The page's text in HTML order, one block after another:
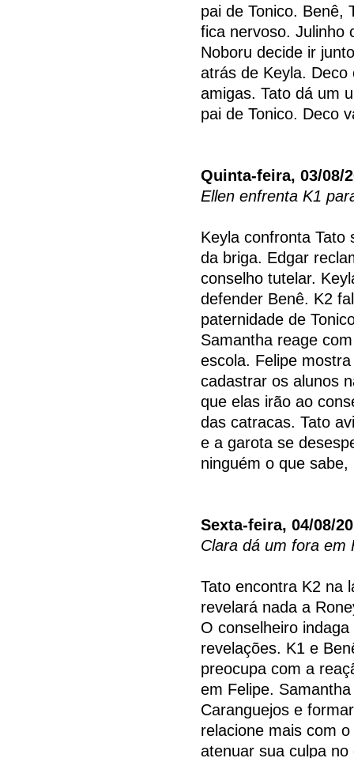
pai de Tonico. Benê,
fica nervoso. Julinho
Noboru decide ir
atrás de Keyla.
amigas. Tato dá um
pai de Tonico. Deco
Quinta-feira, 03/08/
Ellen enfrenta K1
Keyla confronta Tato
da briga. Edgar
conselho tutelar.
defender Benê. K2
paternidade de
Samantha reage
escola. Felipe
cadastrar os alunos
que elas irão ao
das catracas. Tato
e a garota se
ninguém o que
Sexta-feira, 04/08/
Clara dá um fora em
Tato encontra K2 na
revelará nada a
O conselheiro
revelações. K1 e
preocupa com a
em Felipe.
Caranguejos e
relacione mais com
atenuar sua culpa